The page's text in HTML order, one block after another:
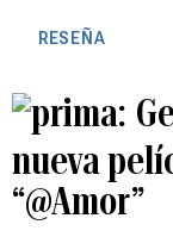
RESEÑA
nueva
“@Amor”